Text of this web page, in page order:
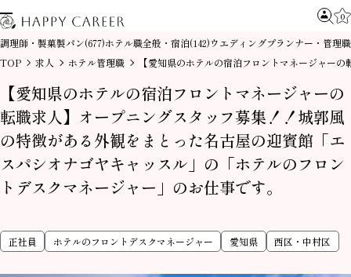
0
調理師・製菓製パン(677)ホテル職全般・宿泊(142)ウエディングプランナー・管理職
TOP
求人 ホテル管理職 【愛知県のホテルの宿泊フロントマネージャー
【愛知県のホテルの宿泊フロントマネージャーの
転職求人】オープニングスタッフ募集！！城郭風
の特徴がある外観をまとった名古屋の迎賓館「エ
スパシオナゴヤキャッスル」の「ホテルのフロン
トデスクマネージャー」のお仕事です。
正社員 ホテルのフロントデスクマネージャー 愛知県 西区・中村区